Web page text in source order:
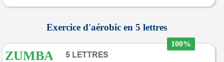
Exercice d'aérobic en 5 lettres
100%
ZUMBA